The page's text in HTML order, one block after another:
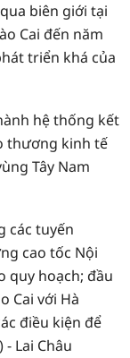
biên giới tại
Cai đến năm
triển khá của
hệ thống kết
thương kinh tế
Tây Nam
các tuyến
cao tốc Nội
quy hoạch; đầu
Cai với Hà
điều kiện để
Lai Châu